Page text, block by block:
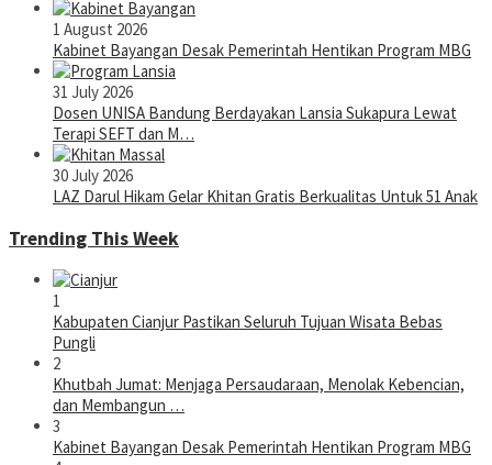
1 August 2026
Kabinet Bayangan Desak Pemerintah Hentikan Program MBG
31 July 2026
Dosen UNISA Bandung Berdayakan Lansia Sukapura Lewat
Terapi SEFT dan M…
30 July 2026
LAZ Darul Hikam Gelar Khitan Gratis Berkualitas Untuk 51 Anak
Trending This Week
1
Kabupaten Cianjur Pastikan Seluruh Tujuan Wisata Bebas
Pungli
2
Khutbah Jumat: Menjaga Persaudaraan, Menolak Kebencian,
dan Membangun …
3
Kabinet Bayangan Desak Pemerintah Hentikan Program MBG